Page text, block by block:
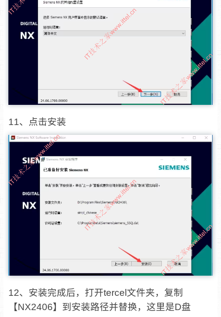
11、点击安装
12、安装完成后，打开tercel文件夹，复制
【NX2406】到安装路径并替换，这里是D盘